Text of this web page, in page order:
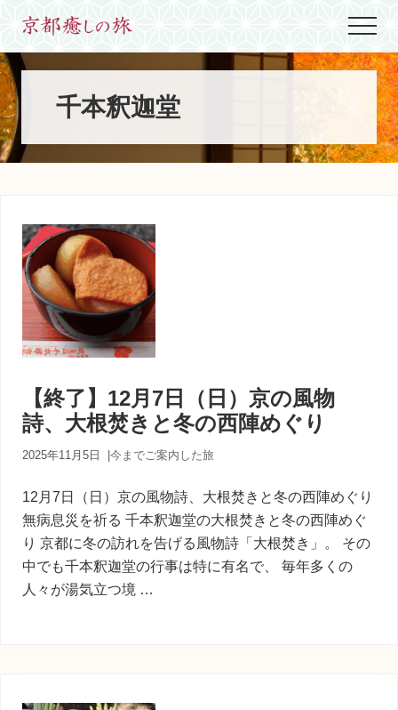
main
content
primary
sidebar
footer
世
界
に
た
っ
た
ひ
都
生
ま
京
育
ち
人
が
あ
た
寄
添
癒
Menu
千本釈迦堂
【終了】12月7日（日）京の風物
詩、大根焚きと冬の西陣めぐり
2025年11月5日 今までご案内した旅
12月7日（日）京の風物詩、大根焚きと冬の西陣めぐり
無病息災を祈る 千本釈迦堂の大根焚きと冬の西陣めぐ
り 京都に冬の訪れを告げる風物詩「大根焚き」。 その
中でも千本釈迦堂の行事は特に有名で、 毎年多くの
人々が湯気立つ境 …